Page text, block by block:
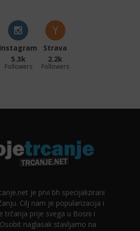
Instagram
5.3k
Followers
Strava
2.2k
Followers
je prvi bh specijalizirani
Cilj nam je popularizacija i
trčanja prije svega u Bosni i
naglasak stavljamo na